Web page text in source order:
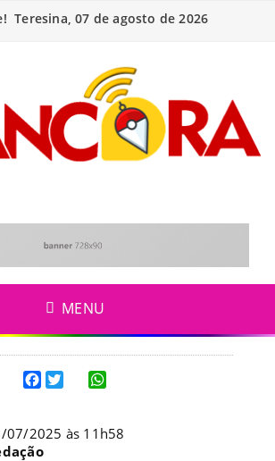
Teresina, 07 de agosto de 2026
MENU
07/2025 às 11h58